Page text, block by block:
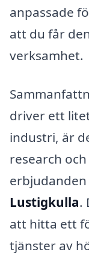
anpassade
att du får
verksamhet.
driver ett
industri, är
research
Lustigkulla.
att hitta ett
tjänster av